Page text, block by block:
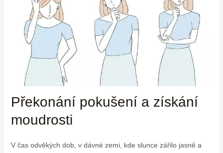
Překonání pokušení a získání
moudrosti
V čas odvěkých dob, v dávné zemi, kde slunce zářilo jasně a